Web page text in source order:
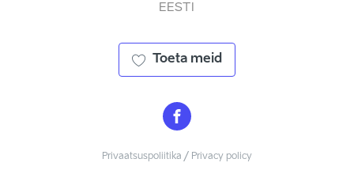
EESTI
Toeta meid
Privaatsuspoliitika / Privacy policy